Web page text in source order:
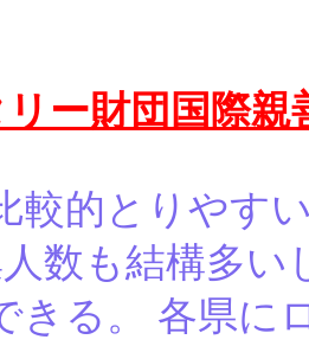
リー財団国際親
較的とりやす
数も結構多
きる。 各県に